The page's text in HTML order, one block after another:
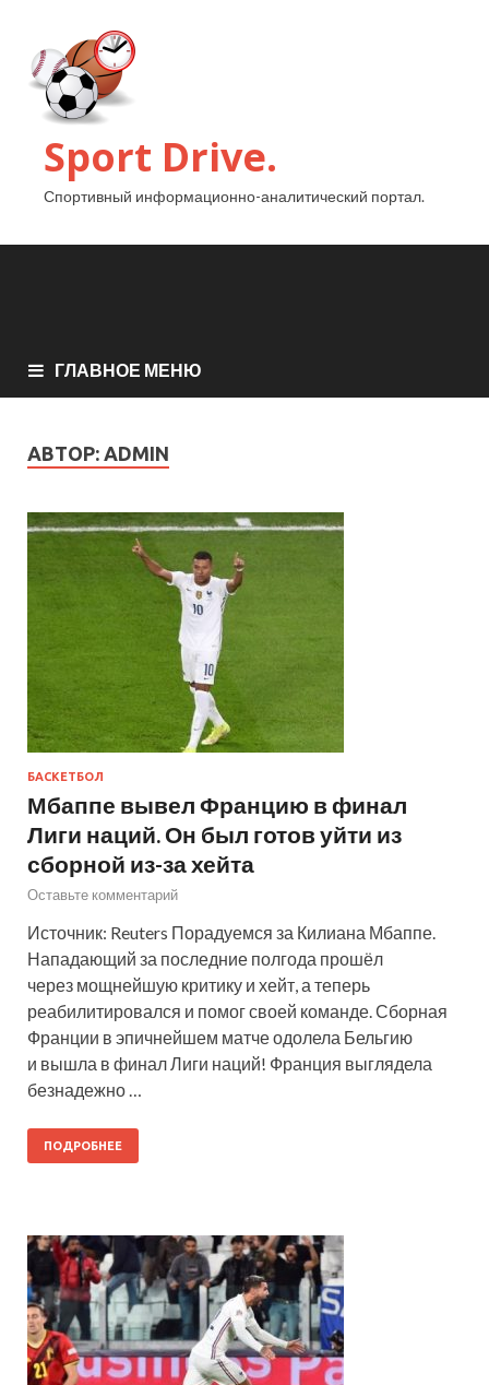
Sport Drive.
Спортивный информационно-аналитический портал.
ГЛАВНОЕ МЕНЮ
АВТОР: ADMIN
БАСКЕТБОЛ
Мбаппе вывел Францию в финал
Лиги наций. Он был готов уйти из
сборной из-за хейта
Оставьте комментарий
Источник: Reuters Порадуемся за Килиана Мбаппе.
Нападающий за последние полгода прошёл
через мощнейшую критику и хейт, а теперь
реабилитировался и помог своей команде. Сборная
Франции в эпичнейшем матче одолела Бельгию
и вышла в финал Лиги наций! Франция выглядела
безнадежно …
ПОДРОБНЕЕ